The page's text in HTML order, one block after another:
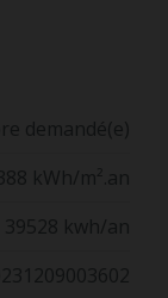
demandé(e)
388 kWh/m².an
39528 kwh/an